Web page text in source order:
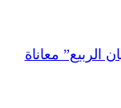
معاناة